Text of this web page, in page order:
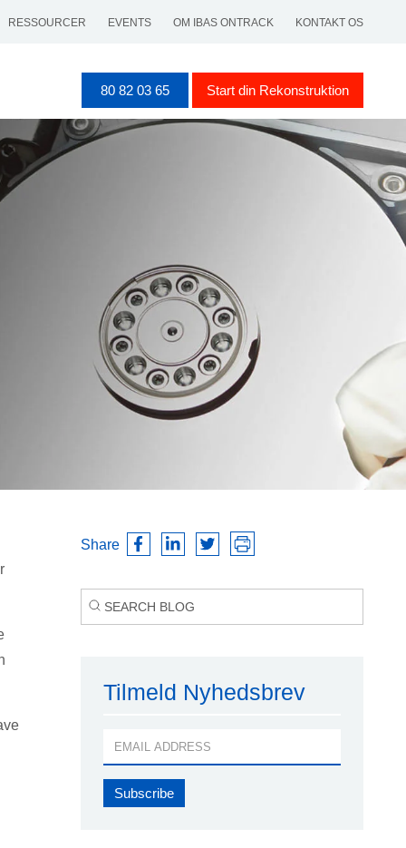
RESSOURCER EVENTS OM IBAS ONTRACK KONTAKT OS
80 82 03 65 Start din Rekonstruktion
Share
Tilmeld Nyhedsbrev